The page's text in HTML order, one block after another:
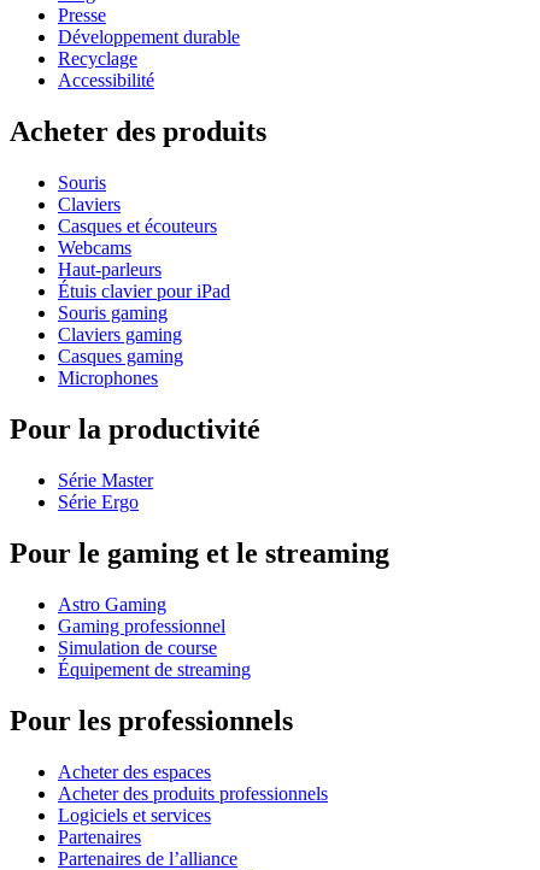
Presse
Développement durable
Recyclage
Accessibilité
Acheter des produits
Souris
Claviers
Casques et écouteurs
Webcams
Haut-parleurs
Étuis clavier pour iPad
Souris gaming
Claviers gaming
Casques gaming
Microphones
Pour la productivité
Série Master
Série Ergo
Pour le gaming et le streaming
Astro Gaming
Gaming professionnel
Simulation de course
Équipement de streaming
Pour les professionnels
Acheter des espaces
Acheter des produits professionnels
Logiciels et services
Partenaires
Partenaires de l’alliance